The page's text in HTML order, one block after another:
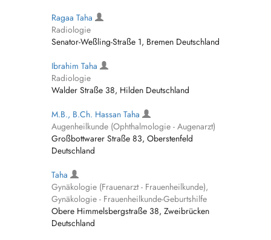
Ragaa Taha
Radiologie
Senator-Weßling-Straße 1, Bremen Deutschland
Ibrahim Taha
Radiologie
Walder Straße 38, Hilden Deutschland
M.B., B.Ch. Hassan Taha
Augenheilkunde (Ophthalmologie - Augenarzt)
Großbottwarer Straße 83, Oberstenfeld
Deutschland
Taha
Gynäkologie (Frauenarzt - Frauenheilkunde),
Gynäkologie - Frauenheilkunde-Geburtshilfe
Obere Himmelsbergstraße 38, Zweibrücken
Deutschland